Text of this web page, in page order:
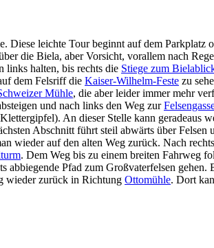
Diese leichte Tour beginnt auf dem
die Biela, aber Vorsicht, vorallem nach
links halten, bis rechts die Stiege zum
dem Felsriff die Kaiser-Wilhelm-Feste zu
Mühle, die aber leider immer mehr
und nach links den Weg zur
An dieser Stelle kann geradeaus
Abschnitt führt steil abwärts über
wieder auf den alten Weg zurück. Nach
. Dem Weg bis zu einem breiten Fahrweg
abbiegende Pfad zum Großvaterfelsen gehen.
wieder zurück in Richtung Ottomühle. Dort